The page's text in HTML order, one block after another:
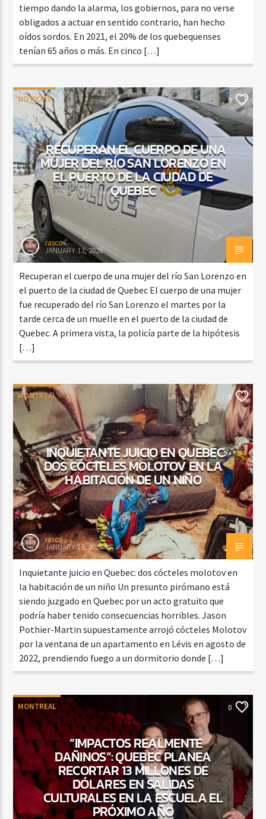
tiempo dando la alarma, los gobiernos, para no verse
obligados a actuar en sentido contrario, han hecho
oídos sordos. En 2021, el 20% de los quebequenses
tenían 65 años o más. En cinco […]
NOTICIAS 0
RECUPERAN EL CUERPO DE UNA
MUJER DEL RÍO SAN LORENZO EN
EL PUERTO DE LA CIUDAD DE
QUEBEC
rasco
JANUARY 13, 2026
Recuperan el cuerpo de una mujer del río San Lorenzo en
el puerto de la ciudad de Quebec El cuerpo de una mujer
fue recuperado del río San Lorenzo el martes por la
tarde cerca de un muelle en el puerto de la ciudad de
Quebec. A primera vista, la policía parte de la hipótesis
[…]
MONTREAL 0
INQUIETANTE JUICIO EN QUEBEC:
DOS CÓCTELES MOLOTOV EN LA
HABITACIÓN DE UN NIÑO
rasco
JANUARY 13, 2026
Inquietante juicio en Quebec: dos cócteles molotov en
la habitación de un niño Un presunto pirómano está
siendo juzgado en Quebec por un acto gratuito que
podría haber tenido consecuencias horribles. Jason
Pothier-Martin supuestamente arrojó cócteles Molotov
por la ventana de un apartamento en Lévis en agosto de
2022, prendiendo fuego a un dormitorio donde […]
MONTREAL 0
“IMPACTOS REALMENTE
DAÑINOS”: QUEBEC PLANEA
RECORTAR 13 MILLONES DE
DÓLARES EN SALIDAS
CULTURALES EN LA ESCUELA EL
PRÓXIMO AÑO